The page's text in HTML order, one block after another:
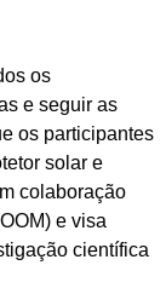
os
e seguir as
os participantes
solar e
colaboração
e visa
científica